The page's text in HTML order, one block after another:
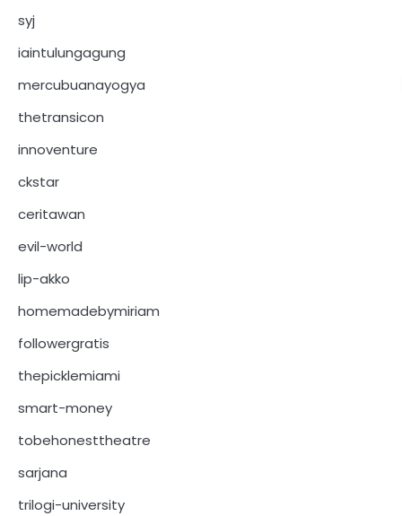
syj
iaintulungagung
mercubuanayogya
thetransicon
innoventure
ckstar
ceritawan
evil-world
lip-akko
homemadebymiriam
followergratis
thepicklemiami
smart-money
tobehonesttheatre
sarjana
trilogi-university